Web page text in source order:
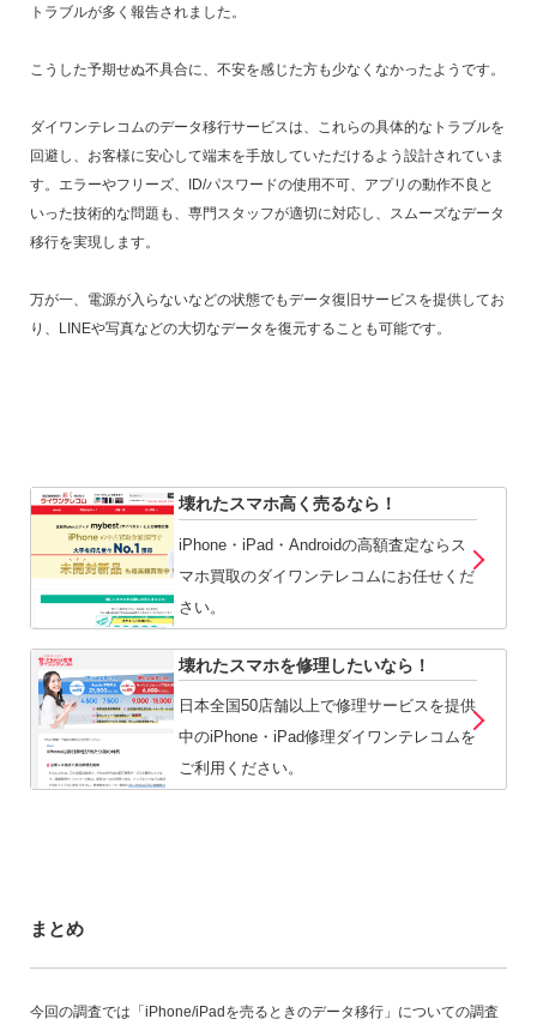
トラブルが多く報告されました。
こうした予期せぬ不具合に、不安を感じた方も少なくなかったようです。
ダイワンテレコムのデータ移行サービスは、これらの具体的なトラブルを
回避し、お客様に安心して端末を手放していただけるよう設計されていま
す。エラーやフリーズ、ID/パスワードの使用不可、アプリの動作不良と
いった技術的な問題も、専門スタッフが適切に対応し、スムーズなデータ
移行を実現します。
万が一、電源が入らないなどの状態でもデータ復旧サービスを提供してお
り、LINEや写真などの大切なデータを復元することも可能です。
壊れたスマホ高く売るなら！
iPhone・iPad・Androidの高額査定ならス
マホ買取のダイワンテレコムにお任せくだ
さい。
壊れたスマホを修理したいなら！
日本全国50店舗以上で修理サービスを提供
中のiPhone・iPad修理ダイワンテレコムを
ご利用ください。
まとめ
今回の調査では「iPhone/iPadを売るときのデータ移行」についての調査